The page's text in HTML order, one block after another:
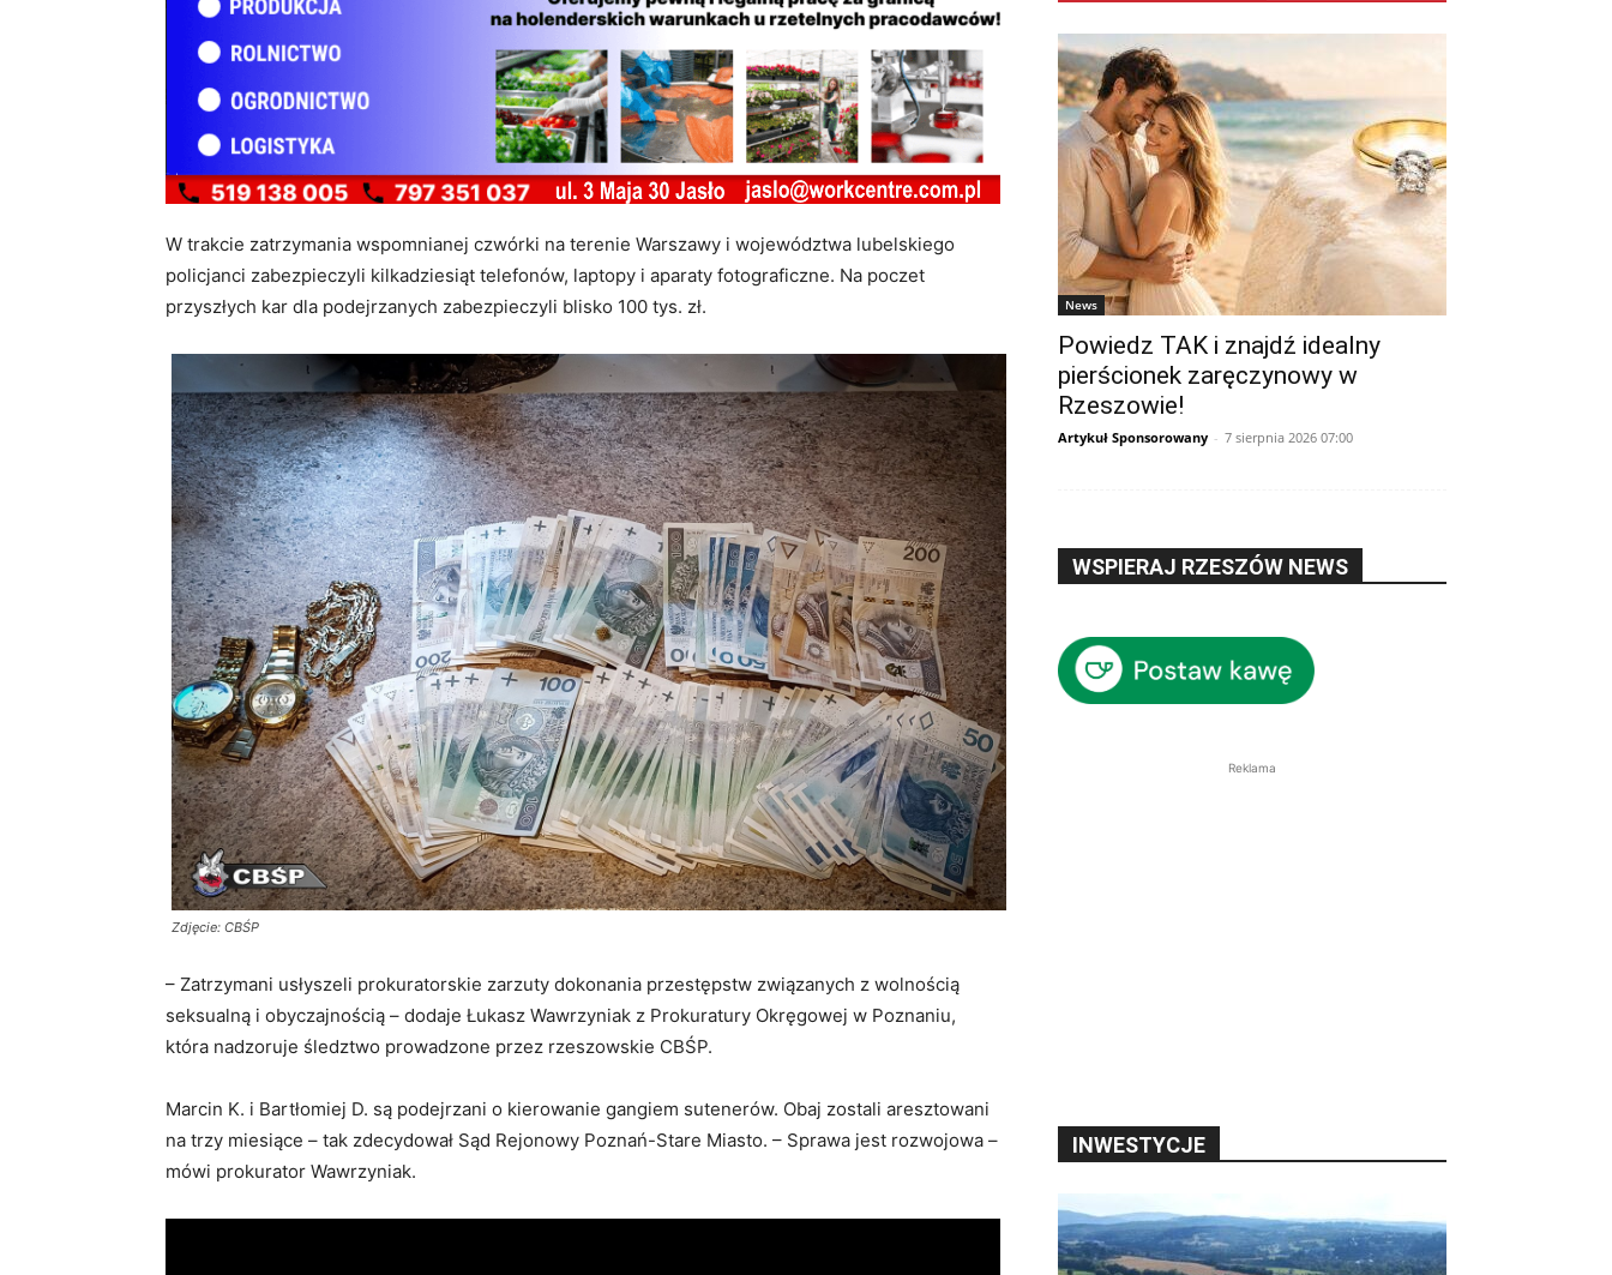
W trakcie zatrzymania wspomnianej czwórki na terenie Warszawy i województwa lubelskiego
policjanci zabezpieczyli kilkadziesiąt telefonów, laptopy i aparaty fotograficzne. Na poczet
przyszłych kar dla podejrzanych zabezpieczyli blisko 100 tys. zł.
Zdjęcie: CBŚP
– Zatrzymani usłyszeli prokuratorskie zarzuty dokonania przestępstw związanych z wolnością
seksualną i obyczajnością – dodaje Łukasz Wawrzyniak z Prokuratury Okręgowej w Poznaniu,
która nadzoruje śledztwo prowadzone przez rzeszowskie CBŚP.
Marcin K. i Bartłomiej D. są podejrzani o kierowanie gangiem sutenerów. Obaj zostali aresztowani
na trzy miesiące – tak zdecydował Sąd Rejonowy Poznań-Stare Miasto. – Sprawa jest rozwojowa –
mówi prokurator Wawrzyniak.
News
Powiedz TAK i znajdź idealny
pierścionek zaręczynowy w
Rzeszowie!
Artykuł Sponsorowany - 7 sierpnia 2026 07:00
WSPIERAJ RZESZÓW NEWS
Reklama
INWESTYCJE